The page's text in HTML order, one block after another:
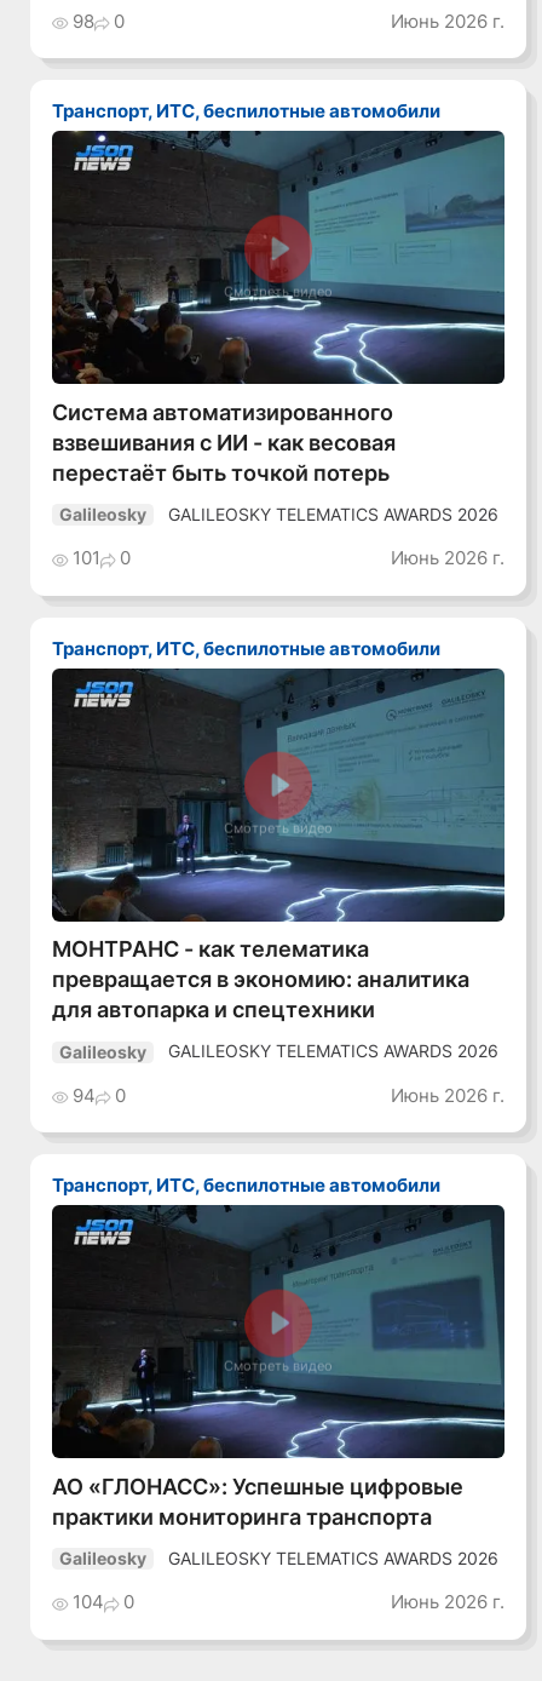
98 0 Июнь 2026 г.
Транспорт, ИТС, беспилотные автомобили
Смотреть видео
Система автоматизированного
взвешивания с ИИ - как весовая
перестаёт быть точкой потерь
Galileosky GALILEOSKY TELEMATICS AWARDS 2026
101 0 Июнь 2026 г.
Транспорт, ИТС, беспилотные автомобили
Смотреть видео
МОНТРАНС - как телематика
превращается в экономию: аналитика
для автопарка и спецтехники
Galileosky GALILEOSKY TELEMATICS AWARDS 2026
94 0 Июнь 2026 г.
Транспорт, ИТС, беспилотные автомобили
Смотреть видео
АО «ГЛОНАСС»: Успешные цифровые
практики мониторинга транспорта
Galileosky GALILEOSKY TELEMATICS AWARDS 2026
104 0 Июнь 2026 г.